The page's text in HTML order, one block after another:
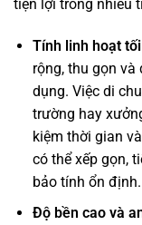
tiện lợi trong nhiều
Tính linh hoạt
rộng, thu gọn
dụng. Việc di
trường hay
kiệm thời gian
có thể xếp gọn,
bảo tính ổn định.
Độ bền cao và